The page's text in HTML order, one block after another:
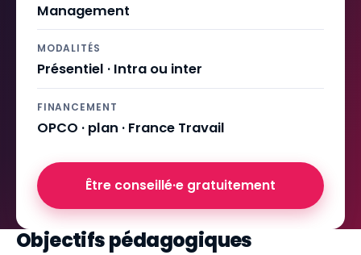
Management
MODALITÉS
Présentiel · Intra ou inter
FINANCEMENT
OPCO · plan · France Travail
Être conseillé·e gratuitement
Objectifs pédagogiques